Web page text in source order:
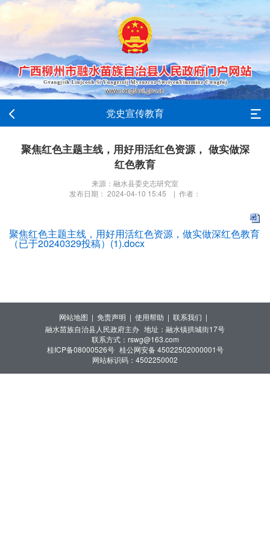
党史宣传教育
聚焦红色主题主线，用好用活红色资源， 做实做深
红色教育
来源：融水县委史志研究室
发布日期： 2024-04-10 15:45 | 作者：
聚焦红色主题主线，用好用活红色资源，做实做深红色教育
（已于20240329投稿）(1).docx
网站地图 | 免责声明 | 使用帮助 | 联系我们 |
融水苗族自治县人民政府主办 地址：融水镇拱城街17号
联系方式：rswg@163.com
桂ICP备08000526号 桂公网安备 45022502000001号
网站标识码：4502250002